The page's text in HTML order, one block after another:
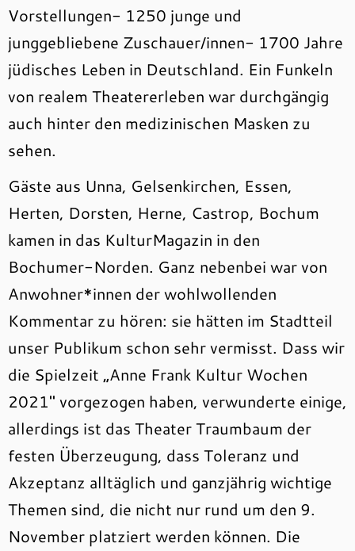
Vorstellungen- 1250 junge und
junggebliebene Zuschauer/innen- 1700 Jahre
jüdisches Leben in Deutschland. Ein Funkeln
von realem Theatererleben war durchgängig
auch hinter den medizinischen Masken zu
sehen.
Gäste aus Unna, Gelsenkirchen, Essen,
Herten, Dorsten, Herne, Castrop, Bochum
kamen in das KulturMagazin in den
Bochumer-Norden. Ganz nebenbei war von
Anwohner*innen der wohlwollenden
Kommentar zu hören: sie hätten im Stadtteil
unser Publikum schon sehr vermisst. Dass wir
die Spielzeit „Anne Frank Kultur Wochen
2021″ vorgezogen haben, verwunderte einige,
allerdings ist das Theater Traumbaum der
festen Überzeugung, dass Toleranz und
Akzeptanz alltäglich und ganzjährig wichtige
Themen sind, die nicht nur rund um den 9.
November platziert werden können. Die